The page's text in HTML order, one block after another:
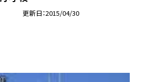
更新日 2015/04/30